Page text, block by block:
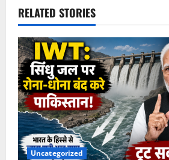
RELATED STORIES
Uncategorized